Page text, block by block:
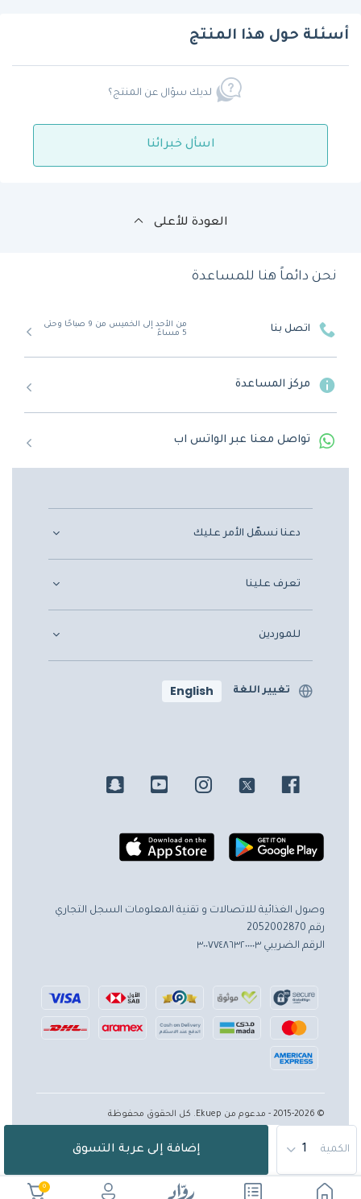
0
الكمية إضافة إلى عربة التسوق
أسئلة حول هذا المنتج
لديك سؤال عن المنتج؟
اسأل خبرائنا
العودة للأعلى
نحن دائماً هنا للمساعدة
اتصل بنا
من الأحد إلى الخميس من 9 صباحًا وحتى
5 مساءً
مركز المساعدة
تواصل معنا عبر الواتس اب
دعنا نسهّل الأمر عليك
تعرف علينا
للموردين
تغيير اللغة English
وصول الغذائية للاتصالات و تقنية المعلومات السجل التجاري
رقم 2052002870
الرقم الضريبي ٣٠٠٧٧٤٨٦٣٢٠٠٠٠٣
© 2015-2026 - مدعوم من Ekuep. كل الحقوق محفوظة